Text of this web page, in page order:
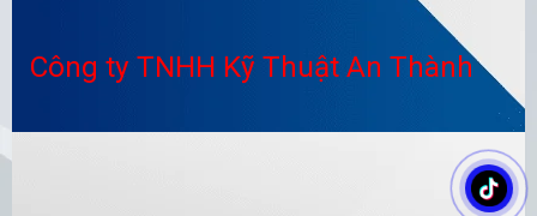
Công ty TNHH Kỹ Thuật An Thành